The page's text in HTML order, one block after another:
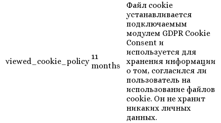
viewed_cookie_policy
11
months
Файл cookie
устанавливается
подключаемым
модулем GDPR Cookie
Consent и
используется для
хранения информации
о том, согласился ли
пользователь на
использование файлов
cookie. Он не хранит
никаких личных
данных.